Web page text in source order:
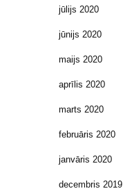
jūlijs 2020
jūnijs 2020
maijs 2020
aprīlis 2020
marts 2020
februāris 2020
janvāris 2020
decembris 2019